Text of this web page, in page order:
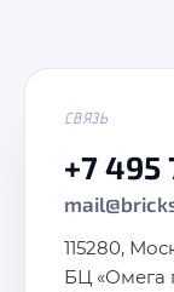
Я
СВЯЗЬ
+7 495
115280,
БЦ «Омега